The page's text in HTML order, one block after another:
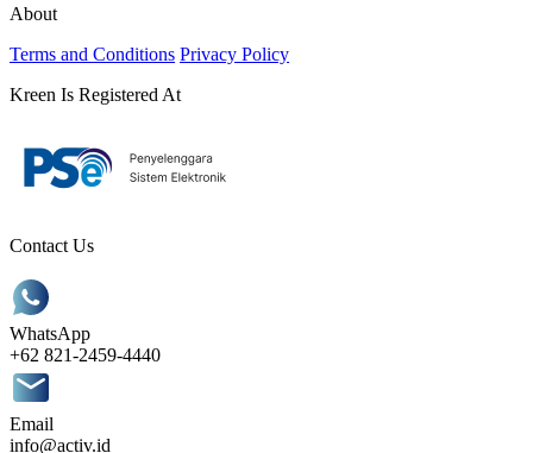
About
Terms and Conditions Privacy Policy
Kreen Is Registered At
Contact Us
WhatsApp
+62 821-2459-4440
Email
info@activ.id